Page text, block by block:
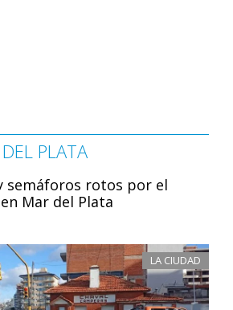
PLATA
semáforos rotos por el
Mar del Plata
LA CIUDAD